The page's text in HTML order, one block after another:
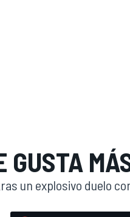
GUSTA
un explosivo duelo